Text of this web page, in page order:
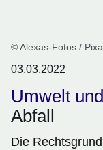
© Alexas-Fotos /
03.03.2022
Umwelt
Abfall
Die